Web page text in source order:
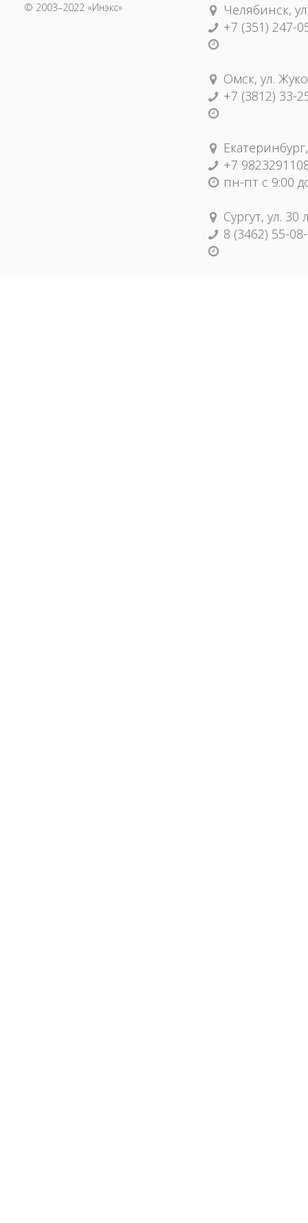
© 2003–2022 «Инэкс»
Челябинск,
+7 (351) 247-
Омск, ул.
+7 (3812) 33-
+7
пн-пт с 9:00
Сургут, ул.
8 (3462) 55-